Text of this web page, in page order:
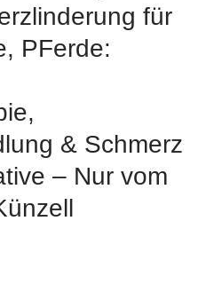
für
PFerde:
& Schmerz
– Nur vom